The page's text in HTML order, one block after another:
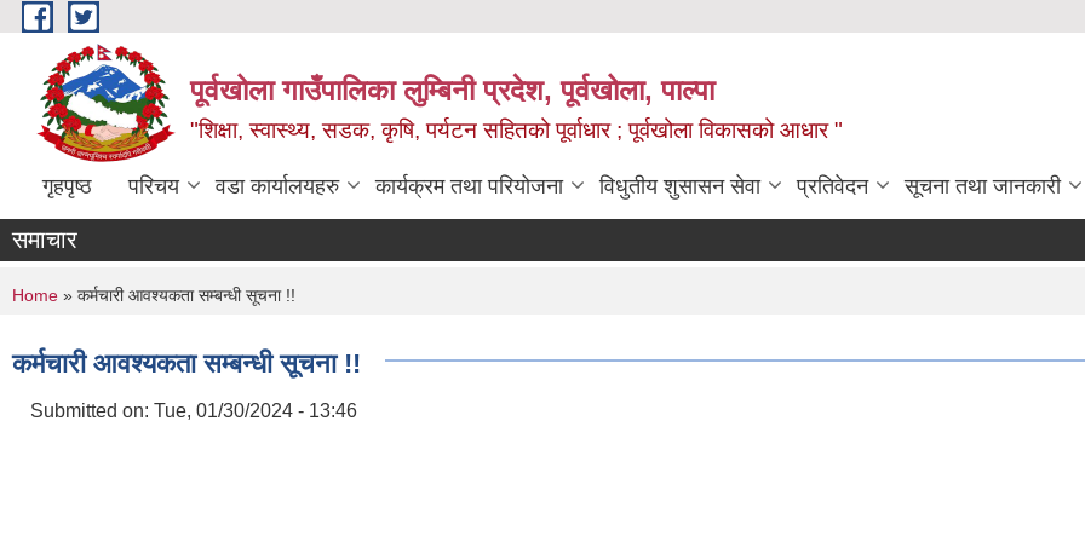
Skip to main content
पूर्वखोला गाउँपालिका लुम्बिनी प्रदेश, पूर्वखोला, पाल्पा
"शिक्षा, स्वास्थ्य, सडक, कृषि, पर्यटन सहितको पूर्वाधार ; पूर्वखोला विकासको आधार "
गृहपृष्ठ परिचय वडा कार्यालयहरु कार्यक्रम तथा परियोजना विधुतीय शुसासन सेवा प्रतिवेदन सूचना तथा जानकारी
समाचार
You are here
Home » कर्मचारी आवश्यकता सम्बन्धी सूचना !!
कर्मचारी आवश्यकता सम्बन्धी सूचना !!
Submitted on: Tue, 01/30/2024 - 13:46